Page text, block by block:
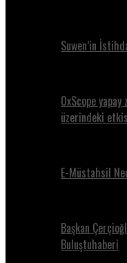
Suwen’in
0xScope
üzerindeki
E-Müstahsil
Başkan
Buluştuhaberi